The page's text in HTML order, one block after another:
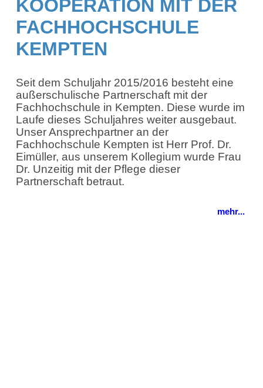
KOOPERATION MIT DER
FACHHOCHSCHULE
KEMPTEN
Seit dem Schuljahr 2015/2016 besteht eine
außerschulische Partnerschaft mit der
Fachhochschule in Kempten. Diese wurde im
Laufe dieses Schuljahres weiter ausgebaut.
Unser Ansprechpartner an der
Fachhochschule Kempten ist Herr Prof. Dr.
Eimüller, aus unserem Kollegium wurde Frau
Dr. Unzeitig mit der Pflege dieser
Partnerschaft betraut.
mehr...